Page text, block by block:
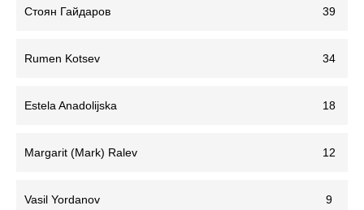
Стоян Гайдаров 39
Rumen Kotsev 34
Estela Anadolijska 18
Margarit (Mark) Ralev 12
Vasil Yordanov 9